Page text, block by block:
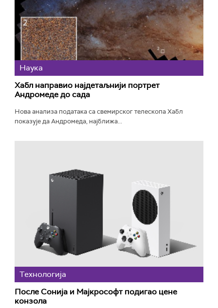
Наука
Хабл направио најдетаљнији портрет
Андромеде до сада
Нова анализа података са свемирског телескопа Хабл
показује да Андромеда, најближа...
Технологијa
После Сонија и Мајкрософт подигао цене
конзола